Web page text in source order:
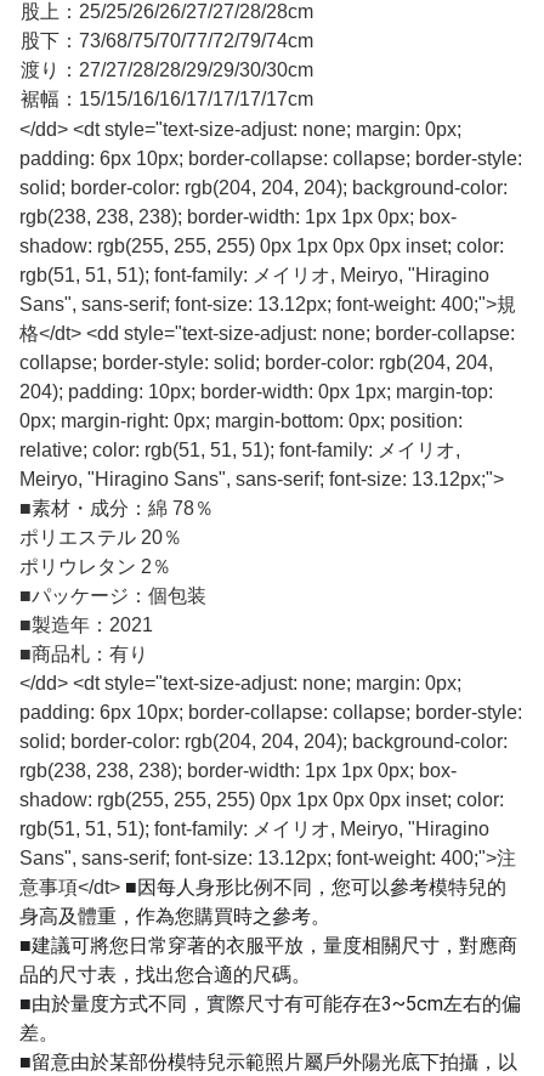
股上：25/25/26/26/27/27/28/28cm
股下：73/68/75/70/77/72/79/74cm
渡り：27/27/28/28/29/29/30/30cm
裾幅：15/15/16/16/17/17/17/17cm
</dd> <dt style="text-size-adjust: none; margin: 0px;
padding: 6px 10px; border-collapse: collapse; border-style:
solid; border-color: rgb(204, 204, 204); background-color:
rgb(238, 238, 238); border-width: 1px 1px 0px; box-
shadow: rgb(255, 255, 255) 0px 1px 0px 0px inset; color:
rgb(51, 51, 51); font-family: メイリオ, Meiryo, "Hiragino
Sans", sans-serif; font-size: 13.12px; font-weight: 400;">規
格</dt> <dd style="text-size-adjust: none; border-collapse:
collapse; border-style: solid; border-color: rgb(204, 204,
204); padding: 10px; border-width: 0px 1px; margin-top:
0px; margin-right: 0px; margin-bottom: 0px; position:
relative; color: rgb(51, 51, 51); font-family: メイリオ,
Meiryo, "Hiragino Sans", sans-serif; font-size: 13.12px;">
■素材・成分：綿 78％
ポリエステル 20％
ポリウレタン 2％
■パッケージ：個包装
■製造年：2021
■商品札：有り
</dd> <dt style="text-size-adjust: none; margin: 0px;
padding: 6px 10px; border-collapse: collapse; border-style:
solid; border-color: rgb(204, 204, 204); background-color:
rgb(238, 238, 238); border-width: 1px 1px 0px; box-
shadow: rgb(255, 255, 255) 0px 1px 0px 0px inset; color:
rgb(51, 51, 51); font-family: メイリオ, Meiryo, "Hiragino
Sans", sans-serif; font-size: 13.12px; font-weight: 400;">注
意事項</dt> ■因每人身形比例不同，您可以參考模特兒的
身高及體重，作為您購買時之參考。
■建議可將您日常穿著的衣服平放，量度相關尺寸，對應商
品的尺寸表，找出您合適的尺碼。
■由於量度方式不同，實際尺寸有可能存在3~5cm左右的偏
差。
■留意由於某部份模特兒示範照片屬戶外陽光底下拍攝，以